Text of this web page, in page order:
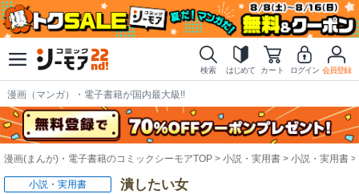
検索 はじめて カート ログイン 会員登録
漫画（マンガ）・電子書籍が国内最大級!!
漫画(まんが)・電子書籍のコミックシーモアTOP 小説・実用書 小説・実用書
潰したい女
小説・実用書